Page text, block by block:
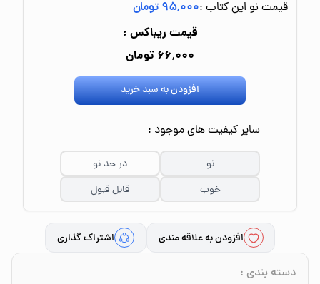
قیمت نو این کتاب :۹۵٬۰۰۰ تومان
قیمت ریباکس :
۶۶٬۰۰۰ تومان
افزودن به سبد خرید
سایر کیفیت های موجود :
نو
در حد نو
خوب
قابل قبول
افزودن به علاقه مندی اشتراک گذاری
دسته بندی :